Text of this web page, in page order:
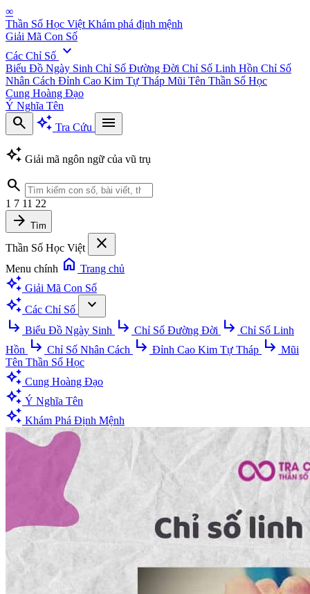
∞
Thần Số Học Việt Khám phá định mệnh
Giải Mã Con Số
Các Chỉ Số expand_more
Biểu Đồ Ngày Sinh Chỉ Số Đường Đời Chỉ Số Linh Hồn Chỉ Số
Nhân Cách Đỉnh Cao Kim Tự Tháp Mũi Tên Thần Số Học
Cung Hoàng Đạo
Ý Nghĩa Tên
search auto_awesome Tra Cứu
menu
auto_awesome Giải mã ngôn ngữ của vũ trụ
search
1 7 11 22
arrow_forward Tìm
Thần Số Học Việt close
Menu chính home Trang chủ
auto_awesome Giải Mã Con Số
auto_awesome Các Chỉ Số
expand_more
subdirectory_arrow_right Biểu Đồ Ngày Sinh subdirectory_arrow_right Chỉ Số Đường Đời subdirectory_arrow_right Chỉ Số Linh
Hồn subdirectory_arrow_right Chỉ Số Nhân Cách subdirectory_arrow_right Đỉnh Cao Kim Tự Tháp subdirectory_arrow_right Mũi
Tên Thần Số Học
auto_awesome Cung Hoàng Đạo
auto_awesome Ý Nghĩa Tên
auto_awesome Khám Phá Định Mệnh